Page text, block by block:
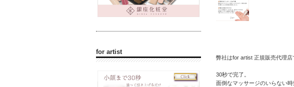
弊社はfor artist 正規販売代理
30秒で完了。
面倒なマッサージのいらない時
for artist